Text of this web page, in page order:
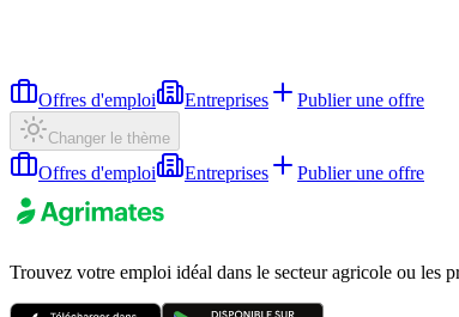
Offres d'emploi Entreprises Publier une offre
Changer le thème
Offres d'emploi Entreprises Publier une offre
Trouvez votre emploi idéal dans le secteur agricole ou les